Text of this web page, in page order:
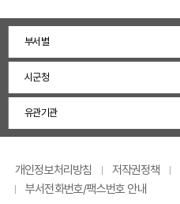
부서별
시군청
유관기관
개인정보처리방침 저작권정책
부서전화번호/팩스번호 안내